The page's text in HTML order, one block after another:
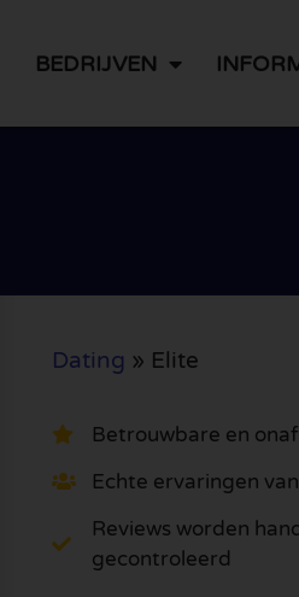
BEDRIJVEN
Dating » Elite
Betrouwbare en
Echte ervaringen
Reviews worden
gecontroleerd